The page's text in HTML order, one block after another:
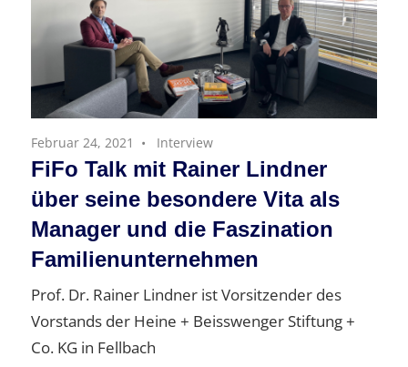
Februar 24, 2021 Interview
FiFo Talk mit Rainer Lindner
über seine besondere Vita als
Manager und die Faszination
Familienunternehmen
Prof. Dr. Rainer Lindner ist Vorsitzender des
Vorstands der Heine + Beisswenger Stiftung +
Co. KG in Fellbach